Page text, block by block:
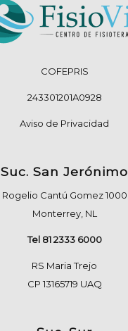
COFEPRIS
243301201A0928
Aviso de Privacidad
Suc. San Jerónimo
Rogelio Cantú Gomez 1000
Monterrey, NL
Tel 81 2333 6000
RS Maria Trejo
CP 13165719 UAQ